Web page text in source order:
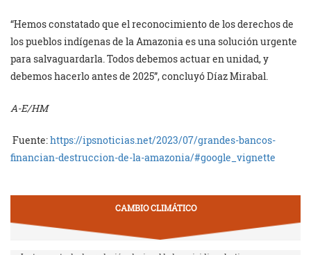
“Hemos constatado que el reconocimiento de los derechos de
los pueblos indígenas de la Amazonia es una solución urgente
para salvaguardarla. Todos debemos actuar en unidad, y
debemos hacerlo antes de 2025”, concluyó Díaz Mirabal.
A-E/HM
Fuente:https://ipsnoticias.net/2023/07/grandes-bancos-
financian-destruccion-de-la-amazonia/#google_vignette
CAMBIO CLIMÁTICO